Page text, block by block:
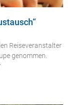
Reiseveranstalter
genommen.